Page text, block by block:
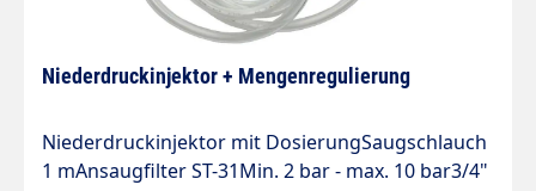
Niederdruckinjektor + Mengenregulierung
Niederdruckinjektor mit DosierungSaugschlauch
1 mAnsaugfilter ST-31Min. 2 bar - max. 10 bar3/4"